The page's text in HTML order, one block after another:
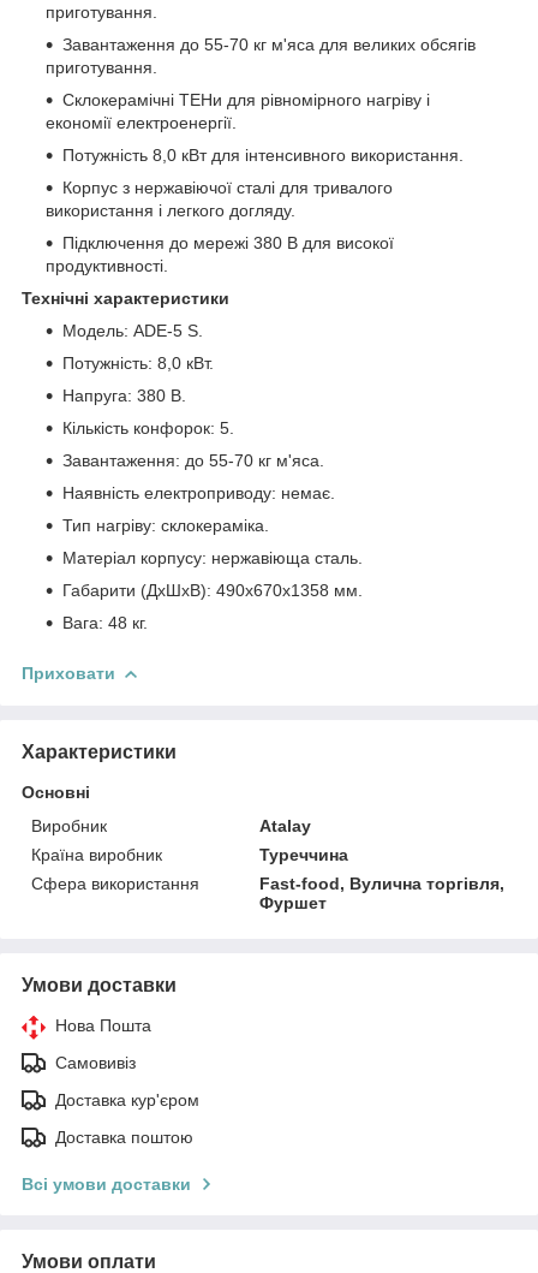
приготування.
Завантаження до 55-70 кг м'яса для великих обсягів
приготування.
Склокерамічні ТЕНи для рівномірного нагріву і
економії електроенергії.
Потужність 8,0 кВт для інтенсивного використання.
Корпус з нержавіючої сталі для тривалого
використання і легкого догляду.
Підключення до мережі 380 В для високої
продуктивності.
Технічні характеристики
Модель: ADE-5 S.
Потужність: 8,0 кВт.
Напруга: 380 В.
Кількість конфорок: 5.
Завантаження: до 55-70 кг м'яса.
Наявність електроприводу: немає.
Тип нагріву: склокераміка.
Матеріал корпусу: нержавіюща сталь.
Габарити (ДхШхВ): 490x670x1358 мм.
Вага: 48 кг.
Приховати
Характеристики
Основні
Виробник
Atalay
Країна виробник
Туреччина
Сфера використання
Fast-food, Вулична торгівля,
Фуршет
Умови доставки
Нова Пошта
Самовивіз
Доставка кур'єром
Доставка поштою
Всі умови доставки
Умови оплати